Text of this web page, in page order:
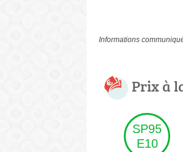
Informations
Prix à
SP95
E10